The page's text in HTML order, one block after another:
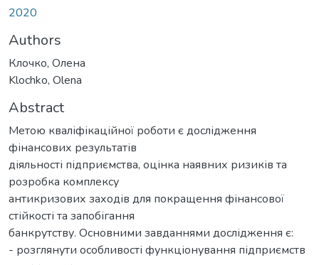
2020
Authors
Клочко, Олена
Klochko, Olena
Abstract
Метою кваліфікаційної роботи є дослідження
фінансових результатів
діяльності підприємства, оцінка наявних ризиків та
розробка комплексу
антикризових заходів для покращення фінансової
стійкості та запобігання
банкрутству. Основними завданнями дослідження є:
- розглянути особливості функціонування підприємств